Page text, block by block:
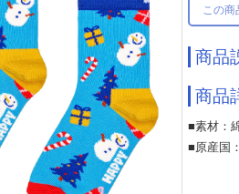
この商
商品
商品
■素材：
■原産国